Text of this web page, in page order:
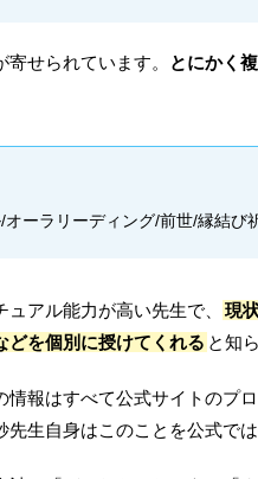
せられています。 とにかく
オーラリーディング/前世/縁結び
アル能力が高い先生で、
現
どを個別に授けてくれる と知
情報はすべて公式サイトのプ
先生自身はこのことを公式では